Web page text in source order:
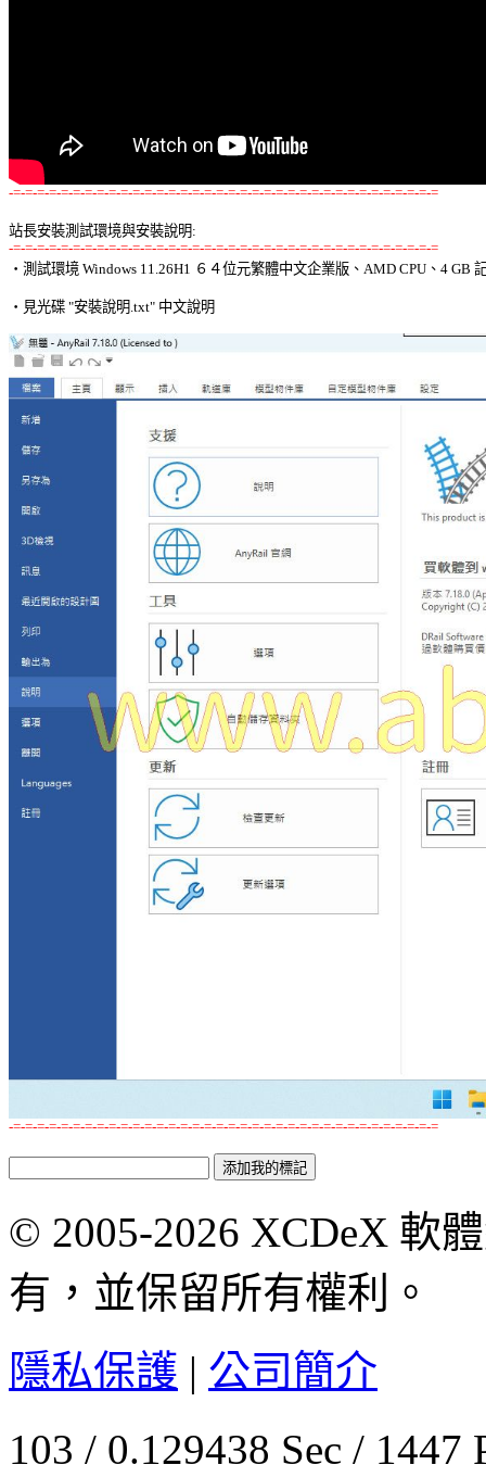
-=-=-=-=-=-=-=-=-=-=-=-=-=-=-=-=-=-=-=-=-=-=-=-=-=-=-=-=-=-=-=-=-=-=-=-=
站長安裝測試環境與安裝說明:
-=-=-=-=-=-=-=-=-=-=-=-=-=-=-=-=-=-=-=-=-=-=-=-=-=-=-=-=-=-=-=-=-=-=-=-=
‧測試環境 Windows 11.26H1 ６４位元繁體中文企業版、AMD CPU、4 GB
‧見光碟 "安裝說明.txt" 中文說明
-=-=-=-=-=-=-=-=-=-=-=-=-=-=-=-=-=-=-=-=-=-=-=-=-=-=-=-=-=-=-=-=-=-=-=-=
© 2005-2026 XCDeX 軟
有，並保留所有權利。
隱私保護 | 公司簡介
103 / 0.129438 Sec /